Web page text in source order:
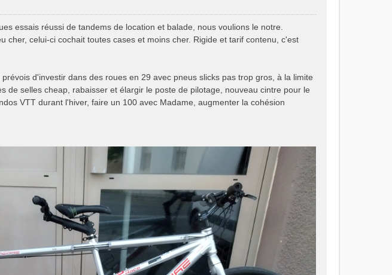
essais réussi de tandems de location et balade, nous voulions le notre.
cher, celui-ci cochait toutes cases et moins cher. Rigide et tarif contenu, c'est
d'investir dans des roues en 29 avec pneus slicks pas trop gros, à la limite
de selles cheap, rabaisser et élargir le poste de pilotage, nouveau cintre pour le
VTT durant l'hiver, faire un 100 avec Madame, augmenter la cohésion